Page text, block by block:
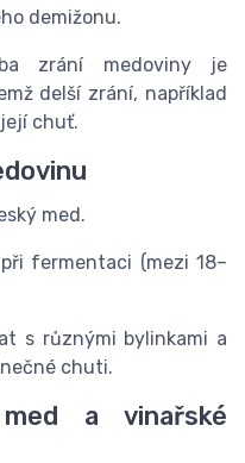
demižonu.
zrání medoviny je
delší zrání, například
chuť.
med.
fermentaci (mezi 18–
s různými bylinkami a
chuti.
a vinařské